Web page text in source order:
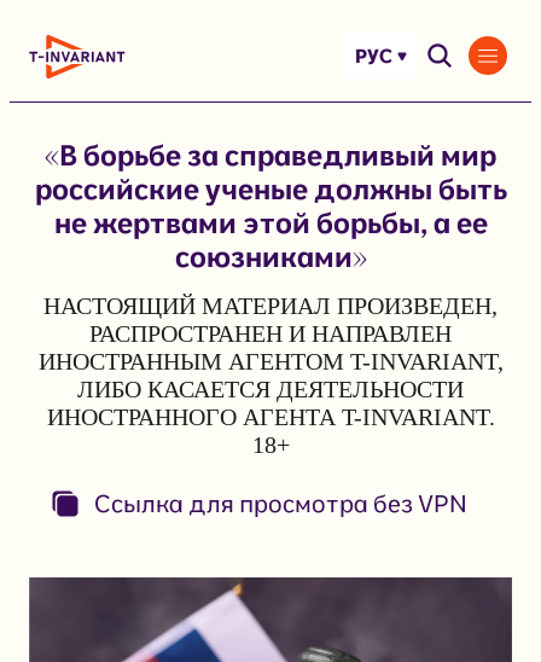
РУС
«В борьбе за справедливый мир
российские ученые должны быть
не жертвами этой борьбы, а ее
союзниками»
НАСТОЯЩИЙ МАТЕРИАЛ ПРОИЗВЕДЕН,
РАСПРОСТРАНЕН И НАПРАВЛЕН
ИНОСТРАННЫМ АГЕНТОМ T-INVARIANT,
ЛИБО КАСАЕТСЯ ДЕЯТЕЛЬНОСТИ
ИНОСТРАННОГО АГЕНТА T-INVARIANT.
18+
Ссылка для просмотра без VPN